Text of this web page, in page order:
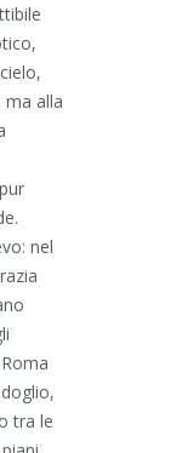
ma alla
nel
tra le